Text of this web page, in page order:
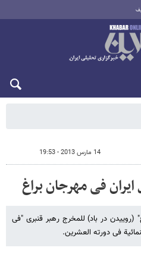
14 مارس 2013 - 19:53
فی مهرجان براغ
(روییدن در باد) للمخرج رهبر قنبری "فی
فی دورته العشرین.